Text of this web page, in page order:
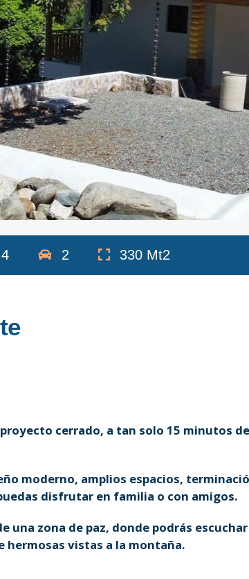
4 2 330 Mt2
cerrado, a tan solo 15 minutos
moderno, amplios espacios,
disfrutar en familia o con amigos.
zona de paz, donde podrás
vistas a la montaña.